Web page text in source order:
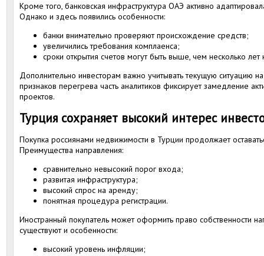
Кроме того, банковская инфраструктура ОАЭ активно
Однако и здесь появились особенности:
банки внимательно проверяют происхождение средств;
увеличились требования комплаенса;
сроки открытия счетов могут быть выше, чем несколько лет
Дополнительно инвесторам важно учитывать текущую ситуацию
признаков перегрева часть аналитиков фиксирует замедление
проектов.
Турция сохраняет высокий интерес
Покупка россиянами недвижимости в Турции продолжает
Преимущества направления:
сравнительно невысокий порог входа;
развитая инфраструктура;
высокий спрос на аренду;
понятная процедура регистрации.
Иностранный покупатель может оформить право собственности
существуют и особенности:
высокий уровень инфляции;